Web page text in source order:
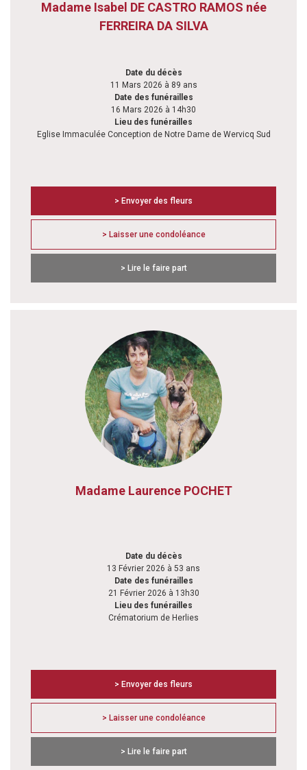
Madame Isabel DE CASTRO RAMOS née
FERREIRA DA SILVA
Date du décès
11 Mars 2026 à 89 ans
Date des funérailles
16 Mars 2026 à 14h30
Lieu des funérailles
Eglise Immaculée Conception de Notre Dame de Wervicq Sud
> Envoyer des fleurs
> Laisser une condoléance
> Lire le faire part
Madame Laurence POCHET
Date du décès
13 Février 2026 à 53 ans
Date des funérailles
21 Février 2026 à 13h30
Lieu des funérailles
Crématorium de Herlies
> Envoyer des fleurs
> Laisser une condoléance
> Lire le faire part